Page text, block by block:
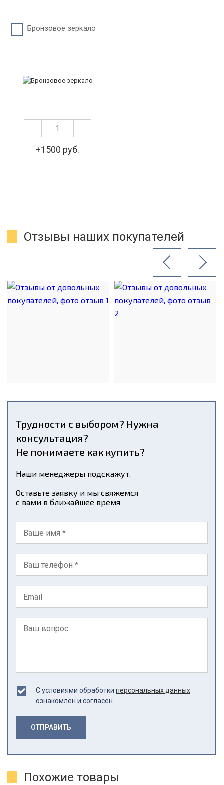
Бронзовое зеркало
+1500 руб.
Отзывы наших покупателей
Трудности с выбором? Нужна
консультация?
Не понимаете как купить?
Наши менеджеры подскажут.
Оставьте заявку и мы свяжемся
с вами в ближайшее время
С условиями обработки персональных данных
ознакомлен и согласен
ОТПРАВИТЬ
Похожие товары